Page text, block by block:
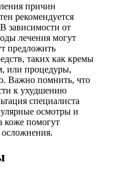
причин
рекомендуется
зависимости от
лечения могут
предложить
таких как кремы
или процедуры,
Важно помнить, что
к ухудшению
специалиста
осмотры и
коже помогут